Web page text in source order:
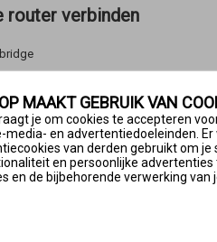
router verbinden
wanneer
de Wi-Fi-router moet worden
moet worden verplaatst.
van andere fabrikant
verbinden
MAAKT GEBRUIK VAN
je om cookies te accepteren
media- en advertentiedoeleinden.
van derden gebruikt om je
en persoonlijke advertenties
en de bijbehorende verwerking van